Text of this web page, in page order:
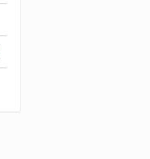
Gelis „Anaftin® Baby“ dygstant dantukams (atsiliepimai) (4)